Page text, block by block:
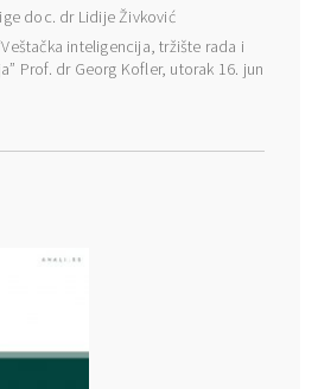
doc. dr Lidije Živković
inteligencija, tržište rada i
Prof. dr Georg Kofler, utorak 16. jun